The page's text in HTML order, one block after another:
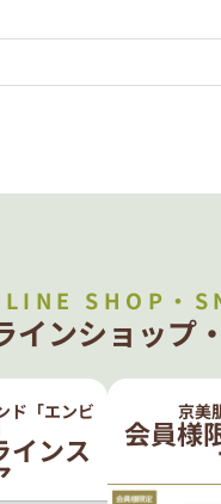
SHOP・
インショップ
ド「エンビ
インス
京美
会員様